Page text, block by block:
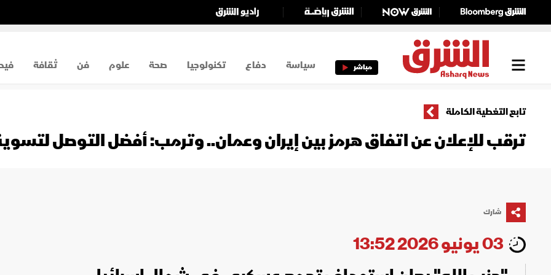
مباشر سياسة دفاع تكنولوجيا صحة علوم فن ثقافة
تابع التغطية الكاملة
ترقب للإعلان عن اتفاق هرمز بين إيران وعمان.. وترمب: أفضل التوصل
شارك
03 يونيو 2026 13:52